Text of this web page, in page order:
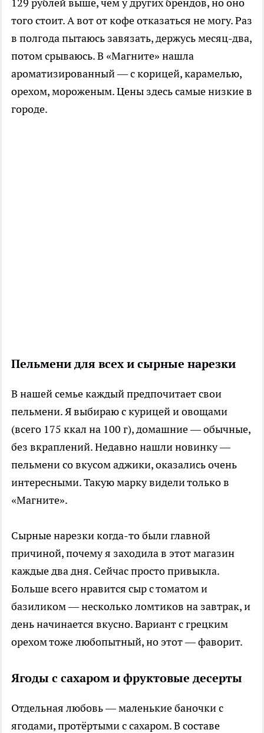
того стоит. А вот от кофе отказаться не могу. Раз
в полгода пытаюсь завязать, держусь месяц-два,
потом срываюсь. В «Магните» нашла
ароматизированный — с корицей, карамелью,
орехом, мороженым. Цены здесь самые низкие в
городе.
Пельмени для всех и сырные нарезки
В нашей семье каждый предпочитает свои
пельмени. Я выбираю с курицей и овощами
(всего 175 ккал на 100 г), домашние — обычные,
без вкраплений. Недавно нашли новинку —
пельмени со вкусом аджики, оказались очень
интересными. Такую марку видели только в
«Магните».
Сырные нарезки когда-то были главной
причиной, почему я заходила в этот магазин
каждые два дня. Сейчас просто привыкла.
Больше всего нравится сыр с томатом и
базиликом — несколько ломтиков на завтрак, и
день начинается вкусно. Вариант с грецким
орехом тоже любопытный, но этот — фаворит.
Ягоды с сахаром и фруктовые десерты
Отдельная любовь — маленькие баночки с
ягодами, протёртыми с сахаром. В составе